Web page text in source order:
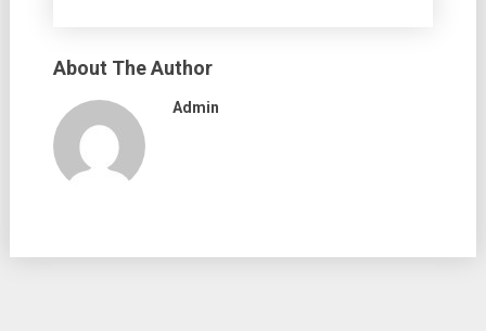
About The Author
Admin